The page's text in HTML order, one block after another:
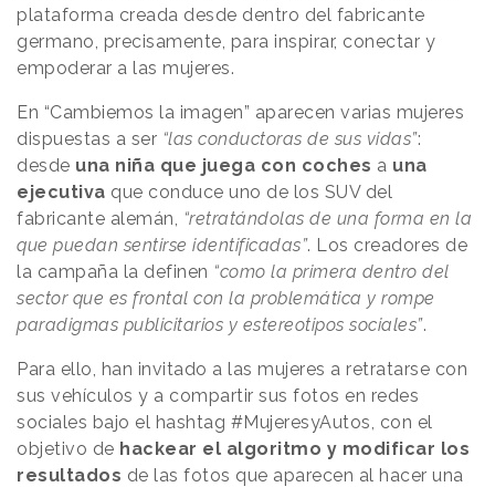
plataforma creada desde dentro del fabricante
germano, precisamente, para inspirar, conectar y
empoderar a las mujeres.
En “Cambiemos la imagen” aparecen varias mujeres
dispuestas a ser “las conductoras de sus vidas”:
desde una niña que juega con coches a una
ejecutiva que conduce uno de los SUV del
fabricante alemán, “retratándolas de una forma en la
que puedan sentirse identificadas”. Los creadores de
la campaña la definen “como la primera dentro del
sector que es frontal con la problemática y rompe
paradigmas publicitarios y estereotipos sociales”.
Para ello, han invitado a las mujeres a retratarse con
sus vehículos y a compartir sus fotos en redes
sociales bajo el hashtag #MujeresyAutos, con el
objetivo de hackear el algoritmo y modificar los
resultados de las fotos que aparecen al hacer una